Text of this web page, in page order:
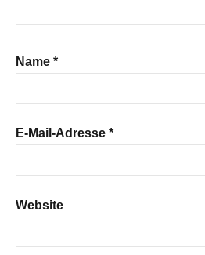
Name *
E-Mail-Adresse *
Website